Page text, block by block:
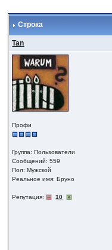
Строка
Tan
Профи
Группа: Пользователи
Сообщений: 559
Пол: Мужской
Реальное имя: Бруно
Репутация: 10